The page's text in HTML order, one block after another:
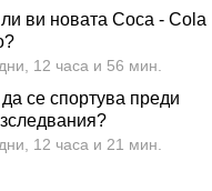
ви новата Coca - Cola
12 часа и 56 мин.
се спортува преди
12 часа и 21 мин.